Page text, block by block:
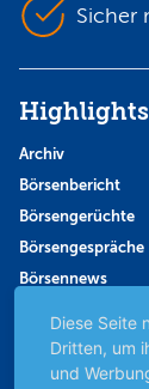
Sicher
Highlights
Archiv
Börsenbericht
Börsengerüchte
Börsengespräche
Börsennews
Finanzpodcast
Strategie
Diese Seite
Dritten, um
und